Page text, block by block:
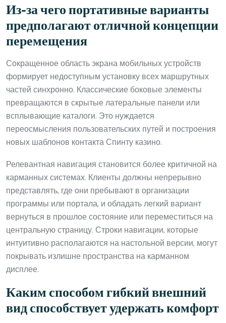
Из-за чего портативные варианты
предполагают отличной концепции
перемещения
Сокращенное область экрана мобильных устройств
формирует недоступным установку всех маршрутных
частей синхронно. Классические боковые элементы
превращаются в скрытые латеральные панели или
всплывающие каталоги. Это нуждается
переосмысления пользовательских путей и построения
новых шаблонов контакта Спинту казино.
Релевантная навигация становится более критичной на
карманных системах. Клиенты должны непрерывно
представлять, где они пребывают в организации
программы или портала, и обладать легкий вариант
вернуться в прошлое состояние или переместиться на
центральную страницу. Строки навигации, которые
интуитивно располагаются на настольной версии, могут
покрывать излишне пространства на карманном
дисплее.
Каким способом гибкий внешний
вид способствует удержать комфорт